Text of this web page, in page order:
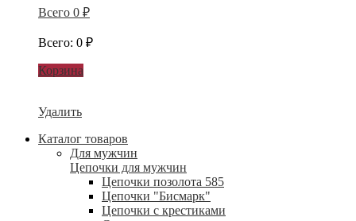
Всего 0 ₽
Всего: 0 ₽
Корзина
Удалить
Каталог товаров
Для мужчин
Цепочки для мужчин
Цепочки позолота 585
Цепочки "Бисмарк"
Цепочки с крестиками